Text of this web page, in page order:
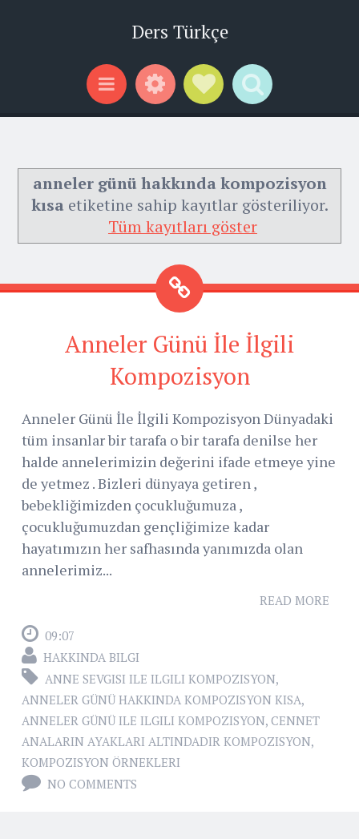
Ders Türkçe
Menu WidgetsSocial Links
Search
anneler günü hakkında kompozisyon
kısa etiketine sahip kayıtlar gösteriliyor.
Tüm kayıtları göster
Anneler Günü İle İlgili
Kompozisyon
Anneler Günü İle İlgili Kompozisyon Dünyadaki
tüm insanlar bir tarafa o bir tarafa denilse her
halde annelerimizin değerini ifade etmeye yine
de yetmez . Bizleri dünyaya getiren ,
bebekliğimizden çocukluğumuza ,
çocukluğumuzdan gençliğimize kadar
hayatımızın her safhasında yanımızda olan
annelerimiz...
READ MORE
09:07
HAKKINDA BILGI
ANNE SEVGISI ILE ILGILI KOMPOZISYON,
ANNELER GÜNÜ HAKKINDA KOMPOZISYON KISA,
ANNELER GÜNÜ ILE ILGILI KOMPOZISYON, CENNET
ANALARIN AYAKLARI ALTINDADIR KOMPOZISYON,
KOMPOZISYON ÖRNEKLERI
NO COMMENTS